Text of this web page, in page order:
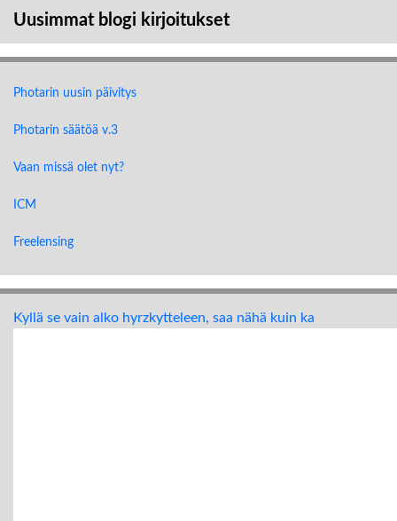
Uusimmat blogi kirjoitukset
Photarin uusin päivitys
Photarin säätöä v.3
Vaan missä olet nyt?
ICM
Freelensing
Kyllä se vain alko hyrzkytteleen, saa nähä kuin ka